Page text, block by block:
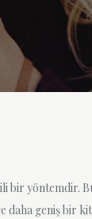
yöntemdir.
daha geniş bir